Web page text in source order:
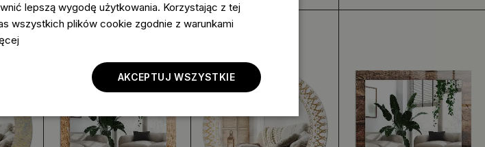
lepszą wygodę użytkowania. Korzystając z tej
wszystkich plików cookie zgodnie z warunkami
AKCEPTUJ WSZYSTKIE